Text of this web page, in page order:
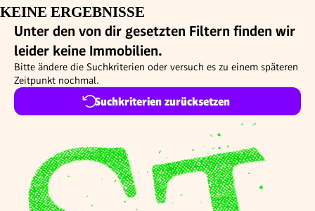
KEINE ERGEBNISSE
Unter den von dir gesetzten Filtern finden wir
leider keine Immobilien.
Bitte ändere die Suchkriterien oder versuch es zu einem späteren
Zeitpunkt nochmal.
Suchkriterien zurücksetzen